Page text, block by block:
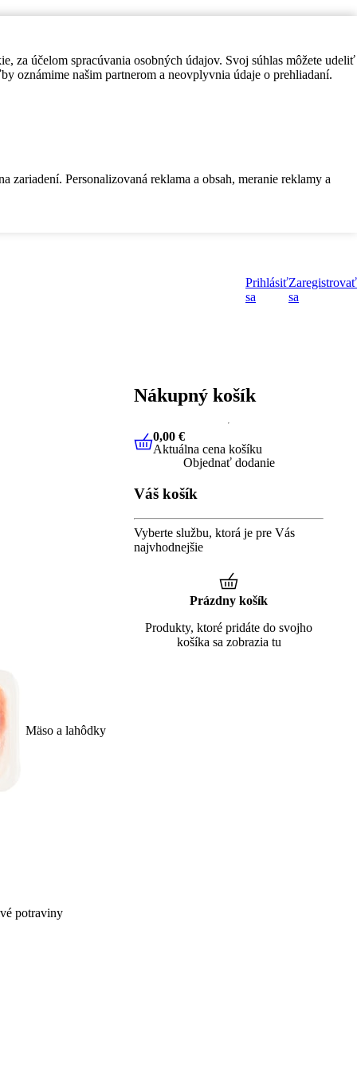
za účelom spracúvania osobných údajov. Svoj súhlas môžete udeliť
oznámime našim partnerom a neovplyvnia údaje o prehliadaní.
Personalizovaná reklama a obsah, meranie reklamy a
Prihlásiť
sa
Zaregistrovať
sa
Mäso a lahôdky
potraviny
Nákupný košík
0,00 €Aktuálna cena košíku
0,00 €
Aktuálna cena košíku
Objednať dodanie
Váš košík
Vyberte službu, ktorá je pre Vás
najvhodnejšie
Prázdny košík
Produkty, ktoré pridáte do svojho
košíka sa zobrazia tu